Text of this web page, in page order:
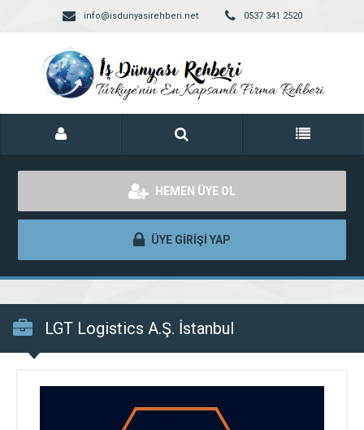
info@isdunyasirehberi.net 0537 341 2520
HEMEN ÜYE OL
ÜYE GİRİŞİ YAP
LGT Logistics A.Ş. İstanbul